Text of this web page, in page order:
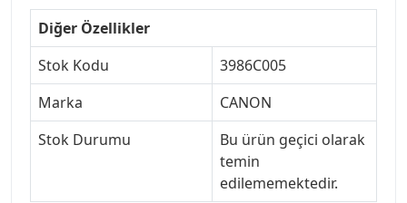
Diğer Özellikler
Stok Kodu
3986C005
Marka
CANON
Stok Durumu
Bu ürün geçici olarak
temin
edilememektedir.